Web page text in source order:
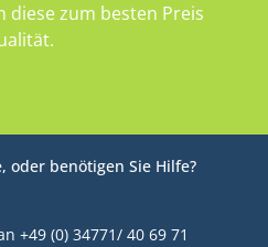
diese zum besten Preis
oder benötigen Sie Hilfe?
+49 (0) 34771/ 40 69 71